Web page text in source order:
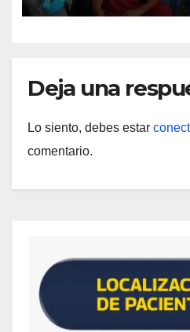
Deja una
Lo siento, debes estar
comentario.